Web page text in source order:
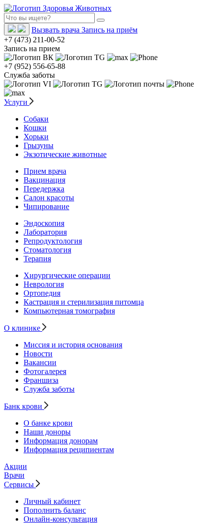
Вызвать врача Запись на приём
+7 (473) 211-00-52
Запись на прием
+7 (952) 556-65-88
Служба заботы
Услуги
Собаки
Кошки
Хорьки
Грызуны
Экзотические животные
Прием врача
Вакцинация
Передержка
Салон красоты
Чипирование
Эндоскопия
Лаборатория
Репродуктология
Стоматология
Терапия
Хирургические операции
Неврология
Ортопедия
Кастрация и стерилизация питомца
Компьютерная томография
О клинике
Миссия и история основания
Новости
Вакансии
Фотогалерея
Франшиза
Служба заботы
Банк крови
О банке крови
Наши доноры
Информация донорам
Информация реципиентам
Акции
Врачи
Сервисы
Личный кабинет
Пополнить баланс
Онлайн-консультация